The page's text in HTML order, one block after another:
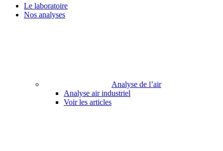
Le laboratoire
Nos analyses
Analyse de l’air
Analyse air industriel
Voir les articles